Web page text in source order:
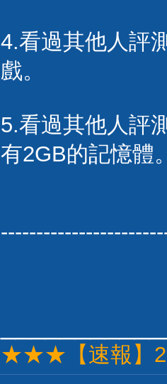
4.看過其他人評
戲。
5.看過其他人評
有2GB的記憶體
★★★【速報】